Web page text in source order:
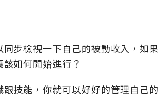
步檢視一下自己的被動收入，如果
如何開始進行？
跟技能，你就可以好好的管理自己的